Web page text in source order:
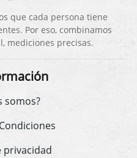
que cada persona tiene
Por eso, combinamos
mediciones precisas.
somos?
privacidad